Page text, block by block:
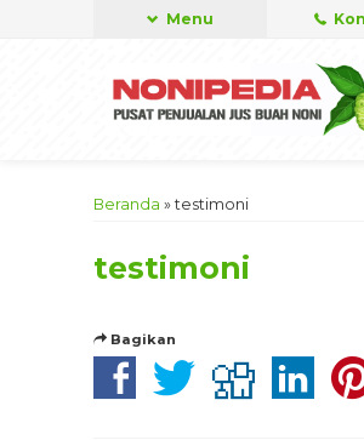
Menu
dan Tahitian Noni Maxidoid yang
Beranda » testimoni
testimoni
Bagikan